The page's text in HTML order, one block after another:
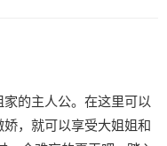
的主人公。在这里可以
，就可以享受大姐姐和